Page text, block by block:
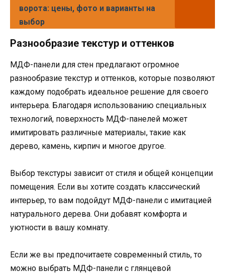
ворота: цены, фото и варианты на
выбор
Разнообразие текстур и оттенков
МДФ-панели для стен предлагают огромное
разнообразие текстур и оттенков, которые позволяют
каждому подобрать идеальное решение для своего
интерьера. Благодаря использованию специальных
технологий, поверхность МДФ-панелей может
имитировать различные материалы, такие как
дерево, камень, кирпич и многое другое.
Выбор текстуры зависит от стиля и общей концепции
помещения. Если вы хотите создать классический
интерьер, то вам подойдут МДФ-панели с имитацией
натурального дерева. Они добавят комфорта и
уютности в вашу комнату.
Если же вы предпочитаете современный стиль, то
можно выбрать МДФ-панели с глянцевой